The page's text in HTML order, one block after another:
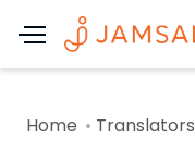
Home Translators